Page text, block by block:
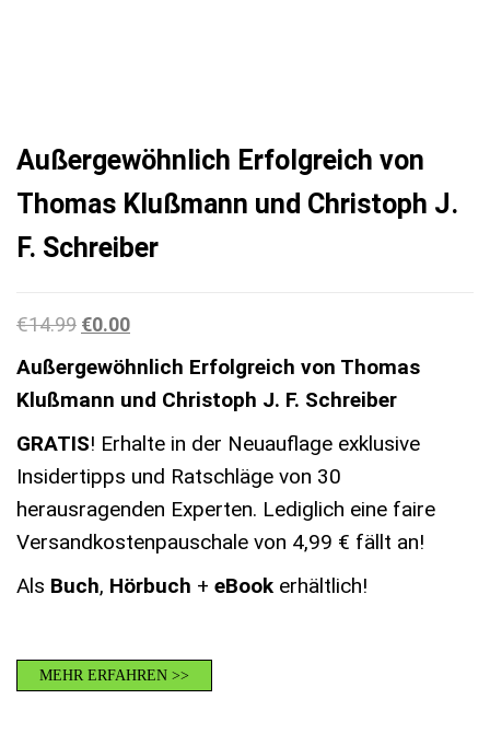
Außergewöhnlich Erfolgreich von
Thomas Klußmann und Christoph J.
F. Schreiber
€14.99 Ursprünglicher Preis war: €14.99
€0.00Aktueller Preis ist: €0.00.
Außergewöhnlich Erfolgreich von Thomas
Klußmann und Christoph J. F. Schreiber
GRATIS! Erhalte in der Neuauflage exklusive
Insidertipps und Ratschläge von 30
herausragenden Experten. Lediglich eine faire
Versandkostenpauschale von 4,99 € fällt an!
Als Buch, Hörbuch + eBook erhältlich!
MEHR ERFAHREN >>